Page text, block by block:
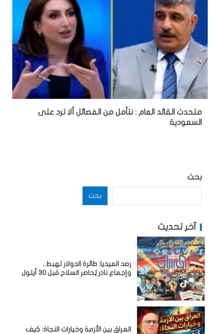
متحدث القائد العام : نتأمل من الفصائل ألا ترد على
السعودية
بحث
بحث
آخر تحديث
رصد الميديا: طائرة الدولار تهبط..
وإجماع نادر يُحاصر السلاح قبل 30 أيلول
العراق بين الأزمة وخيارات النجاة: كيف